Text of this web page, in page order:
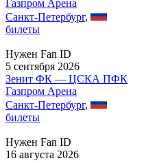
Газпром Арена
Санкт-Петербург,
билеты
Нужен Fan ID
5 сентября 2026
Зенит ФК — ЦСКА ПФК
Газпром Арена
Санкт-Петербург,
билеты
Нужен Fan ID
16 августа 2026